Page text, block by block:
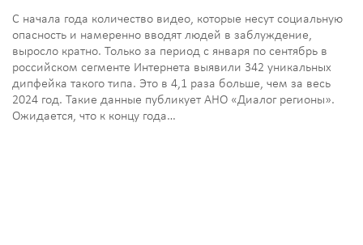
С начала года количество видео, которые несут социальную
опасность и намеренно вводят людей в заблуждение,
выросло кратно. Только за период с января по сентябрь в
российском сегменте Интернета выявили 342 уникальных
дипфейка такого типа. Это в 4,1 раза больше, чем за весь
2024 год. Такие данные публикует АНО «Диалог регионы».
Ожидается, что к концу года…